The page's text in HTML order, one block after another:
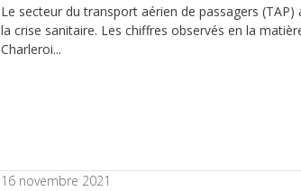
Le secteur du transport aérien de passagers
la crise sanitaire. Les chiffres observés en la
Charleroi...
16 novembre 2021